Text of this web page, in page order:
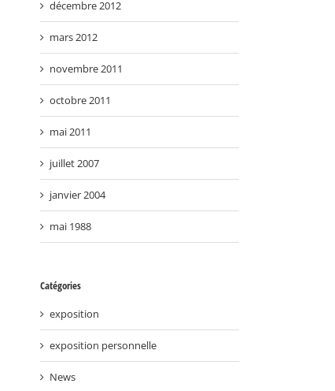
B-ALL I The Be Art Luxury Love
Magazine #17 – Été 2016
décembre 2012
mars 2012
novembre 2011
octobre 2011
mai 2011
juillet 2007
janvier 2004
mai 1988
Catégories
exposition
exposition personnelle
News